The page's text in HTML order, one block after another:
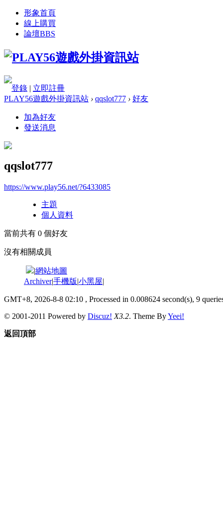
形象首頁
線上購買
論壇BBS
登錄 | 立即註冊
PLAY56遊戲外掛資訊站 › qqslot777 › 好友
加為好友
發送消息
qqslot777
https://www.play56.net/?6433085
主題
個人資料
當前共有 0 個好友
沒有相關成員
|網站地圖
Archiver|手機版|小黑屋|
GMT+8, 2026-8-8 02:10 , Processed in 0.008624 second(s), 9
© 2001-2011 Powered by Discuz! X3.2. Theme ByYeei!
返回頂部